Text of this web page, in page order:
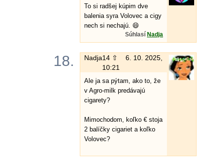
To si radšej kúpim dve
balenia syra Volovec a cigy
nech si nechajú. 😄
Súhlasí Nadja
18. Nadja14 ⇧
6. 10. 2025,
10:21
Ale ja sa pýtam, ako to, že
v Agro-milk predávajú
cigarety?
Mimochodom, koľko € stoja
2 balíčky cigariet a koľko
Volovec?